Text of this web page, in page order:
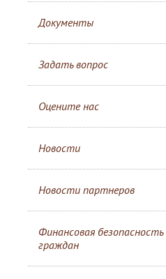
Документы
Задать вопрос
Оцените нас
Новости
Новости партнеров
Финансовая безопасность
граждан